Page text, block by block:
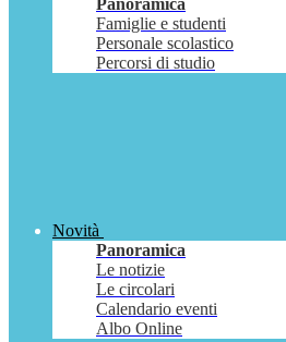
Panoramica
Famiglie e studenti
Personale scolastico
Percorsi di studio
Novità
Panoramica
Le notizie
Le circolari
Calendario eventi
Albo Online